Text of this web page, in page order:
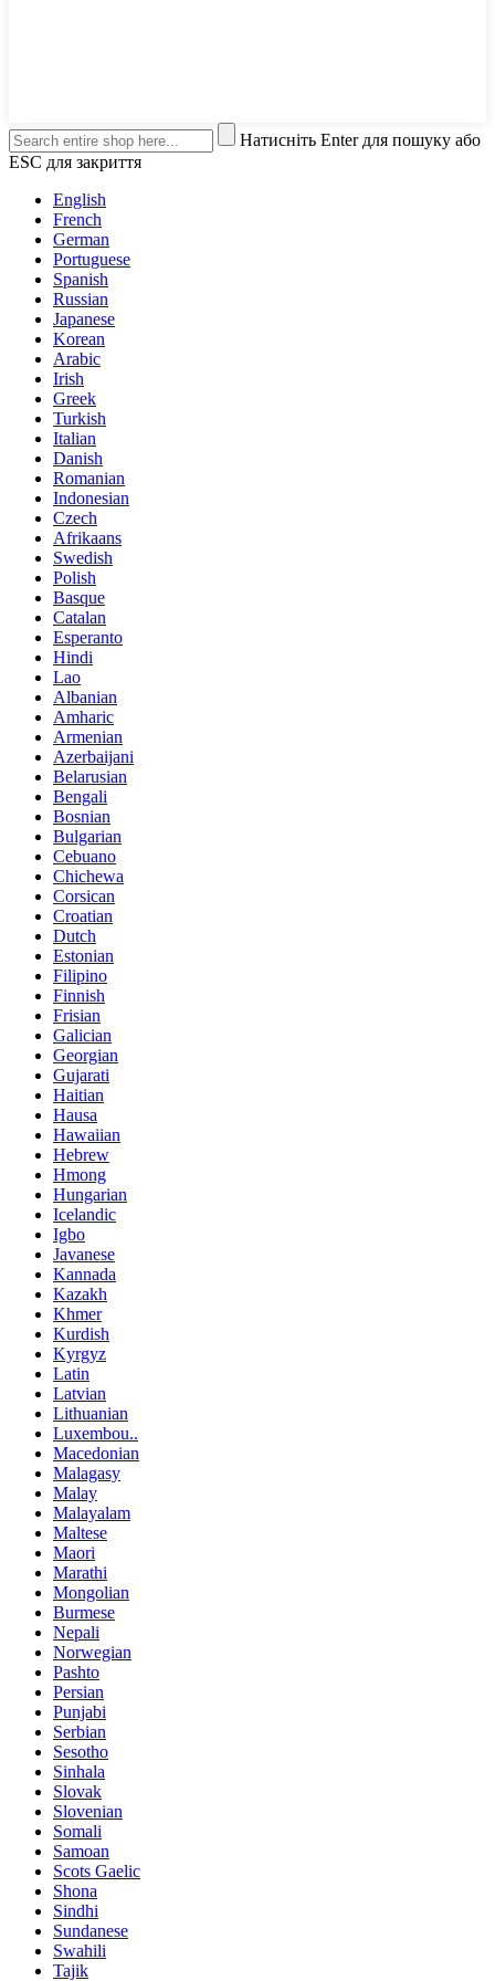
Натисніть Enter для пошуку або
ESC для закриття
English
French
German
Portuguese
Spanish
Russian
Japanese
Korean
Arabic
Irish
Greek
Turkish
Italian
Danish
Romanian
Indonesian
Czech
Afrikaans
Swedish
Polish
Basque
Catalan
Esperanto
Hindi
Lao
Albanian
Amharic
Armenian
Azerbaijani
Belarusian
Bengali
Bosnian
Bulgarian
Cebuano
Chichewa
Corsican
Croatian
Dutch
Estonian
Filipino
Finnish
Frisian
Galician
Georgian
Gujarati
Haitian
Hausa
Hawaiian
Hebrew
Hmong
Hungarian
Icelandic
Igbo
Javanese
Kannada
Kazakh
Khmer
Kurdish
Kyrgyz
Latin
Latvian
Lithuanian
Luxembou..
Macedonian
Malagasy
Malay
Malayalam
Maltese
Maori
Marathi
Mongolian
Burmese
Nepali
Norwegian
Pashto
Persian
Punjabi
Serbian
Sesotho
Sinhala
Slovak
Slovenian
Somali
Samoan
Scots Gaelic
Shona
Sindhi
Sundanese
Swahili
Tajik